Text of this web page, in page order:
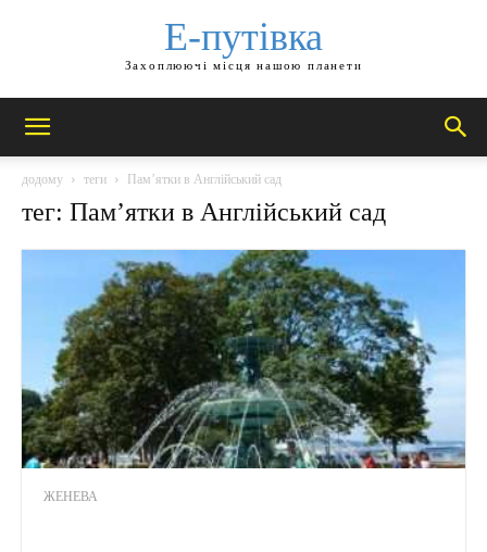
Е-путівка
Захоплюючі місця нашою планети
додому теги Пам’ятки в Англійський сад
тег: Пам’ятки в Англійський сад
ЖЕНЕВА